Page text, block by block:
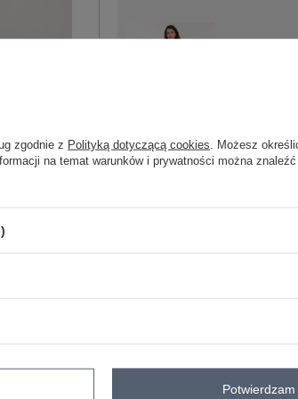
czarny
M
zgodnie z Polityką dotyczącą cookies . Możesz
na temat warunków i prywatności można